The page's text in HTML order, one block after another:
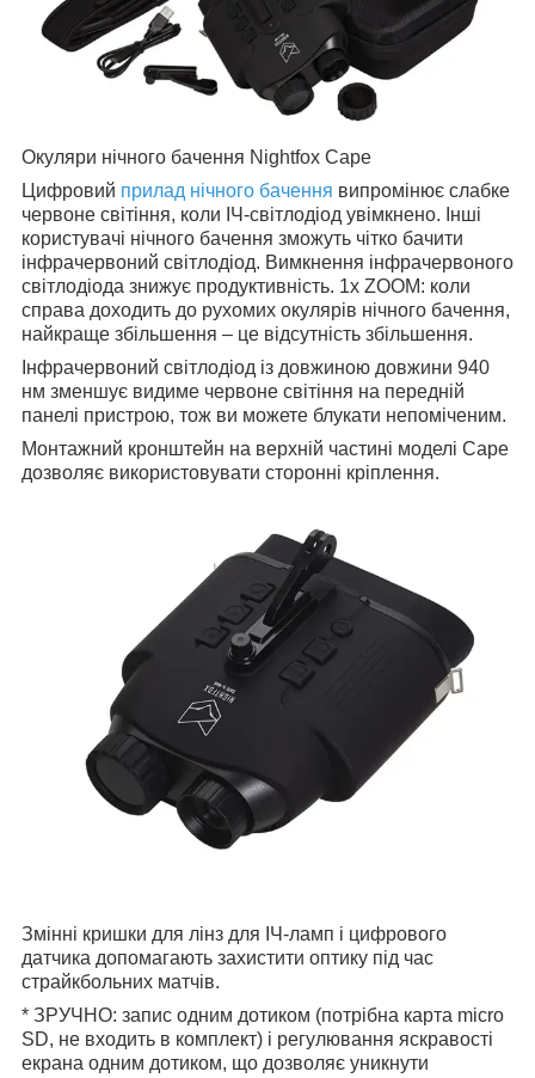
Окуляри нічного бачення Nightfox Cape
Цифровий прилад нічного бачення випромінює слабке
червоне світіння, коли ІЧ-світлодіод увімкнено. Інші
користувачі нічного бачення зможуть чітко бачити
інфрачервоний світлодіод. Вимкнення інфрачервоного
світлодіода знижує продуктивність. 1x ZOOM: коли
справа доходить до рухомих окулярів нічного бачення,
найкраще збільшення – це відсутність збільшення.
Інфрачервоний світлодіод із довжиною довжини 940
нм зменшує видиме червоне світіння на передній
панелі пристрою, тож ви можете блукати непоміченим.
Монтажний кронштейн на верхній частині моделі Cape
дозволяє використовувати сторонні кріплення.
Змінні кришки для лінз для ІЧ-ламп і цифрового
датчика допомагають захистити оптику під час
страйкбольних матчів.
* ЗРУЧНО: запис одним дотиком (потрібна карта micro
SD, не входить в комплект) і регулювання яскравості
екрана одним дотиком, що дозволяє уникнути